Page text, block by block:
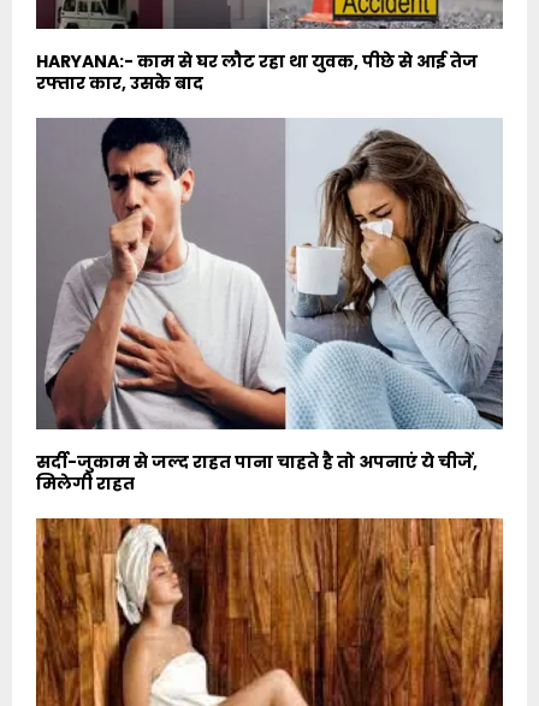
HARYANA:- काम से घर लौट रहा था युवक, पीछे से आई तेज
रफ्तार कार, उसके बाद
सर्दी-जुकाम से जल्द राहत पाना चाहते है तो अपनाएं ये चीजें,
मिलेगी राहत